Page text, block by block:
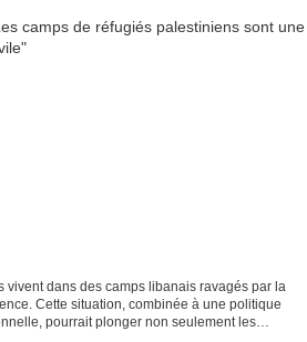
vivent dans des camps libanais ravagés par la
Cette situation, combinée à une politique
pourrait plonger non seulement les